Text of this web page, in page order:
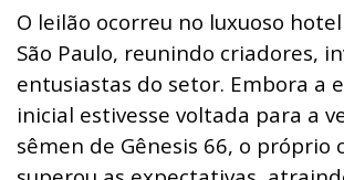
O leilão ocorreu no luxuoso hotel
São Paulo, reunindo criadores,
entusiastas do setor. Embora a
inicial estivesse voltada para a
sêmen de Gênesis 66, o próprio